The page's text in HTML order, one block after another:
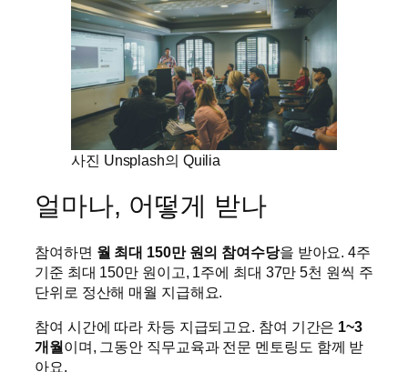
사진 Unsplash의 Quilia
얼마나, 어떻게 받나
참여하면 월 최대 150만 원의 참여수당을 받아요. 4주
기준 최대 150만 원이고, 1주에 최대 37만 5천 원씩 주
단위로 정산해 매월 지급해요.
참여 시간에 따라 차등 지급되고요. 참여 기간은 1~3
개월이며, 그동안 직무교육과 전문 멘토링도 함께 받
아요.